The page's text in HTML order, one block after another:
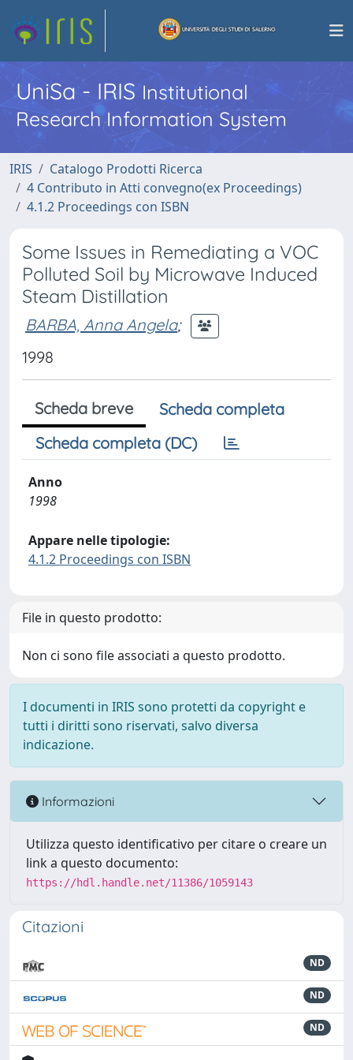
UniSa - IRISInstitutional
Research Information System
IRIS
Catalogo Prodotti Ricerca
4 Contributo in Atti convegno(ex Proceedings)
4.1.2 Proceedings con ISBN
Some Issues in Remediating a VOC
Polluted Soil by Microwave Induced
Steam Distillation
BARBA, Anna Angela;
1998
Scheda breve
Scheda completa
Scheda completa (DC)
Anno
1998
Appare nelle tipologie:
4.1.2 Proceedings con ISBN
File in questo prodotto:
Non ci sono file associati a questo prodotto.
I documenti in IRIS sono protetti da copyright e
tutti i diritti sono riservati, salvo diversa
indicazione.
Informazioni
Utilizza questo identificativo per citare o creare un
link a questo documento:
https://hdl.handle.net/11386/1059143
Citazioni
ND
ND
ND